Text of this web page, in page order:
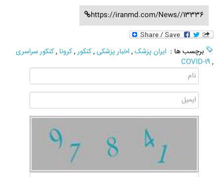
https://iranmd.com/News//13336
برچسب ها : ایران پزشک,اخبار پزشکی,کنکور,کرونا ,کنکور سراسری
,
COVID-19